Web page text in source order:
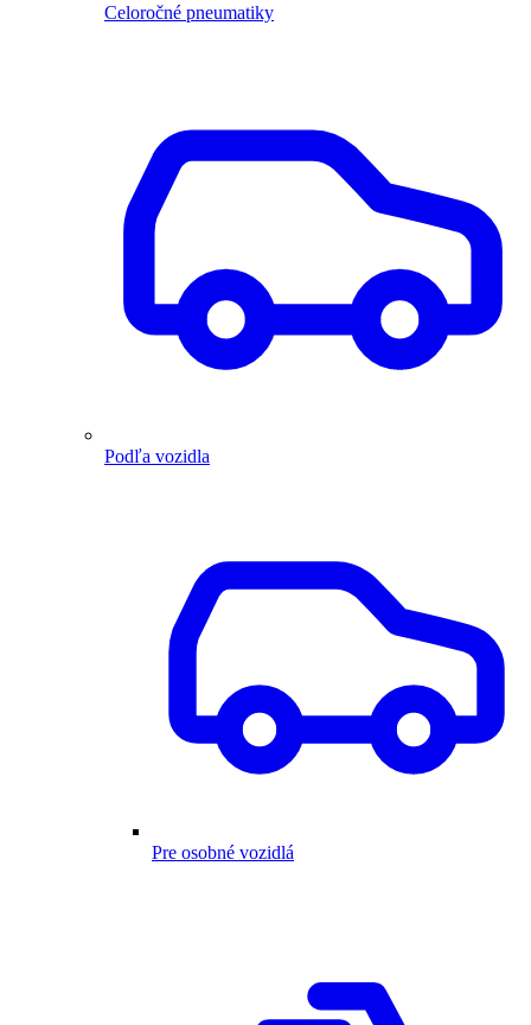
Celoročné pneumatiky
Podľa vozidla
Pre osobné vozidlá